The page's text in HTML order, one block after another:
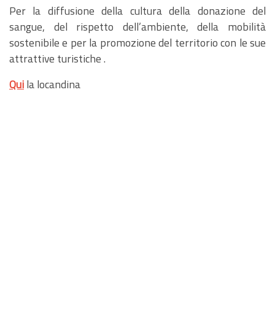
Per la diffusione della cultura della donazione del
sangue, del rispetto dell’ambiente, della mobilità
sostenibile e per la promozione del territorio con le sue
attrattive turistiche .
Quila locandina